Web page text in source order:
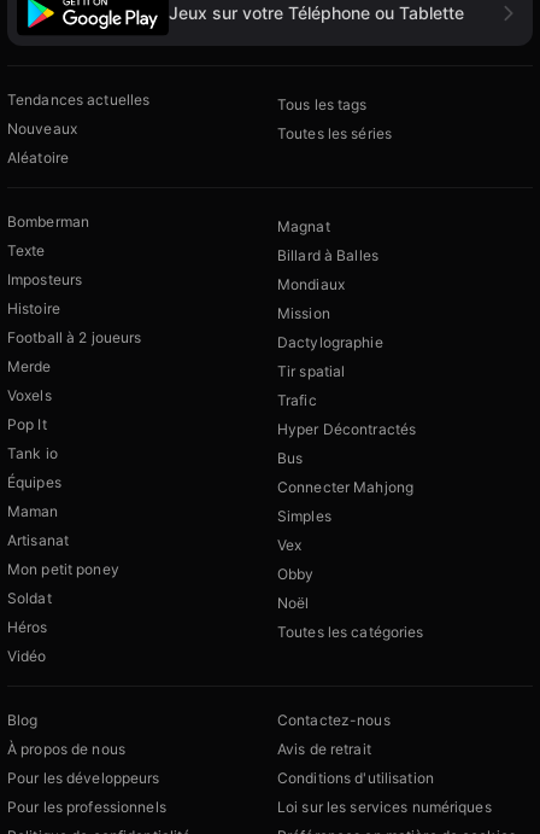
Jeux sur votre Téléphone ou Tablette
Tendances actuelles
Nouveaux
Aléatoire
Tous les tags
Toutes les séries
Bomberman
Texte
Imposteurs
Histoire
Football à 2 joueurs
Merde
Voxels
Pop It
Tank io
Équipes
Maman
Artisanat
Mon petit poney
Soldat
Héros
Vidéo
Magnat
Billard à Balles
Mondiaux
Mission
Dactylographie
Tir spatial
Trafic
Hyper Décontractés
Bus
Connecter Mahjong
Simples
Vex
Obby
Noël
Toutes les catégories
Blog
À propos de nous
Pour les développeurs
Pour les professionnels
Contactez-nous
Avis de retrait
Conditions d'utilisation
Loi sur les services numériques